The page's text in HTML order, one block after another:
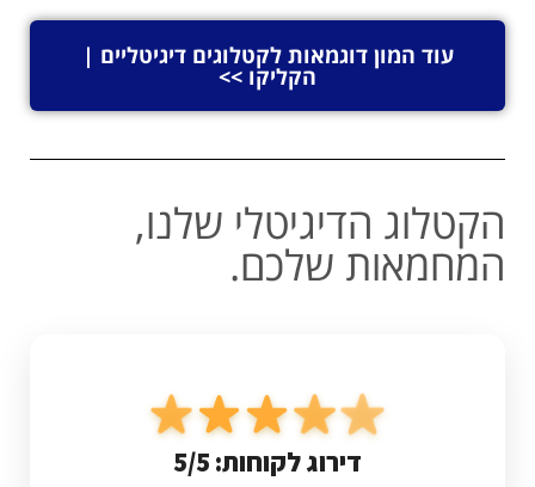
עוד המון דוגמאות לקטלוגים דיגיטליים |
הקליקו >>
הקטלוג הדיגיטלי שלנו,
המחמאות שלכם.
דירוג לקוחות: 5/5